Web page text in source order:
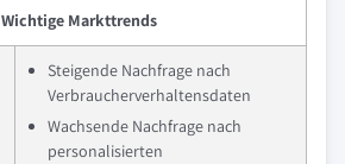
Wichtige Markttrends
Steigende Nachfrage nach
Verbraucherverhaltensdaten
Wachsende Nachfrage nach
personalisierten